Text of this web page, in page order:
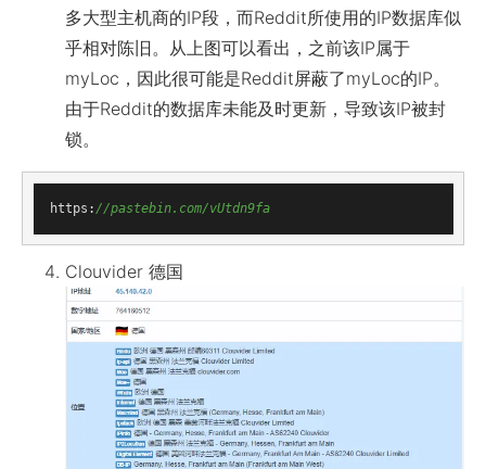
多大型主机商的IP段，而Reddit所使用的IP数据库似
乎相对陈旧。从上图可以看出，之前该IP属于
myLoc，因此很可能是Reddit屏蔽了myLoc的IP。
由于Reddit的数据库未能及时更新，导致该IP被封
锁。
https: //pastebin.com/vUtdn9fa
Clouvider 德国